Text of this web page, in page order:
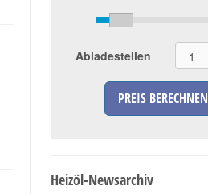
Abladestellen
PREIS BERECHNEN
Heizöl-Newsarchiv